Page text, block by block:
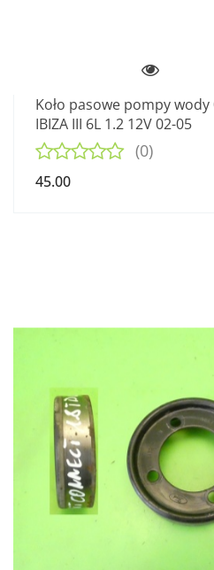
Koło pasowe pompy wody
IBIZA III 6L 1.2 12V 02-05
(0)
45.00